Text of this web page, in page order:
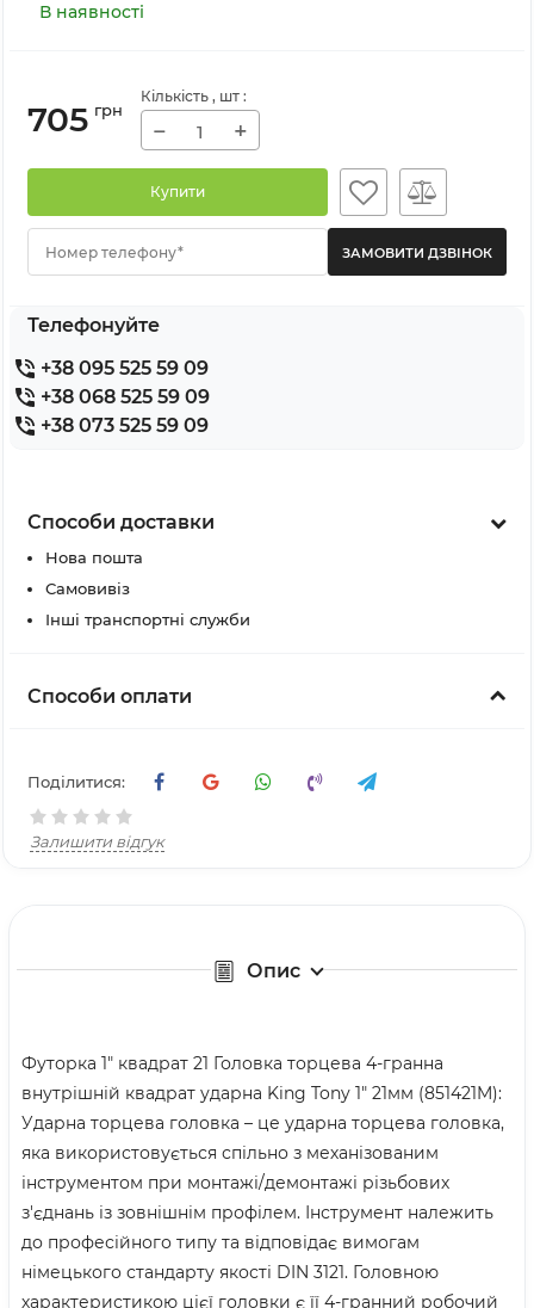
В наявності
705 грн
Кількість , шт :
− +
Купити
Номер телефону*
Телефонуйте
+38 095 525 59 09
+38 068 525 59 09
+38 073 525 59 09
Способи доставки
Нова пошта
Самовивіз
Інші транспортні служби
Способи оплати
Поділитися:
Залишити відгук
Опис
Футорка 1" квадрат 21 Головка торцева 4-гранна
внутрішній квадрат ударна King Tony 1" 21мм (851421M):
Ударна торцева головка – це ударна торцева головка,
яка використовується спільно з механізованим
інструментом при монтажі/демонтажі різьбових
з'єднань із зовнішнім профілем. Інструмент належить
до професійного типу та відповідає вимогам
німецького стандарту якості DIN 3121. Головною
характеристикою цієї головки є її 4-гранний робочий